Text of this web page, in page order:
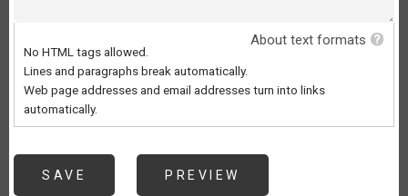
About text formats
No HTML tags allowed.
Lines and paragraphs break automatically.
Web page addresses and email addresses turn into links
automatically.